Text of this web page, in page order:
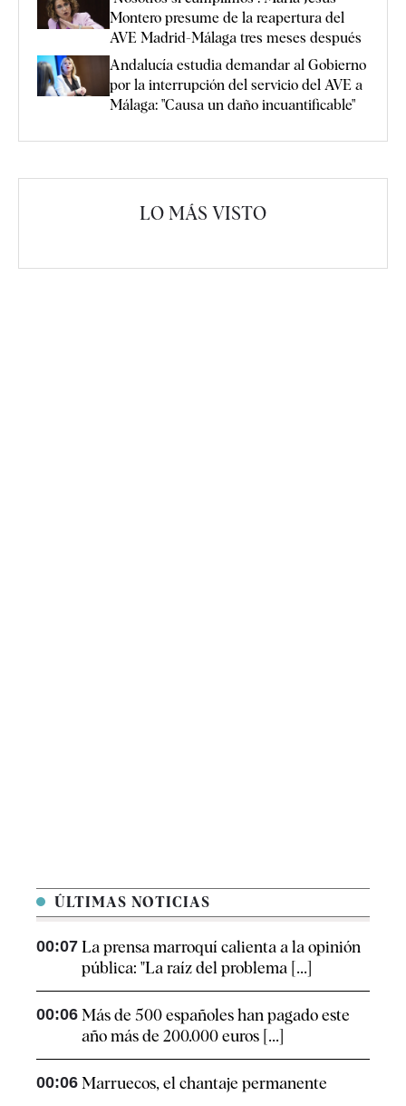
Montero presume de la reapertura del
AVE Madrid-Málaga tres meses después
Andalucía estudia demandar al Gobierno
por la interrupción del servicio del AVE a
Málaga: "Causa un daño incuantificable"
LO MÁS VISTO
ÚLTIMAS NOTICIAS
00:07 La prensa marroquí calienta a la opinión
pública: "La raíz del problema [...]
00:06 Más de 500 españoles han pagado este
año más de 200.000 euros [...]
00:06 Marruecos, el chantaje permanente